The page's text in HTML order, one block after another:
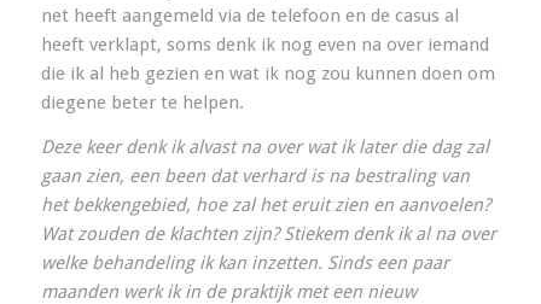
net heeft aangemeld via de telefoon en de casus al
heeft verklapt, soms denk ik nog even na over iemand
die ik al heb gezien en wat ik nog zou kunnen doen om
diegene beter te helpen.
Deze keer denk ik alvast na over wat ik later die dag zal
gaan zien, een been dat verhard is na bestraling van
het bekkengebied, hoe zal het eruit zien en aanvoelen?
Wat zouden de klachten zijn? Stiekem denk ik al na over
welke behandeling ik kan inzetten. Sinds een paar
maanden werk ik in de praktijk met een nieuw